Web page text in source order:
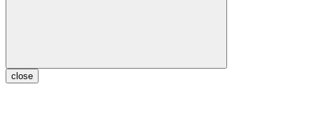
close